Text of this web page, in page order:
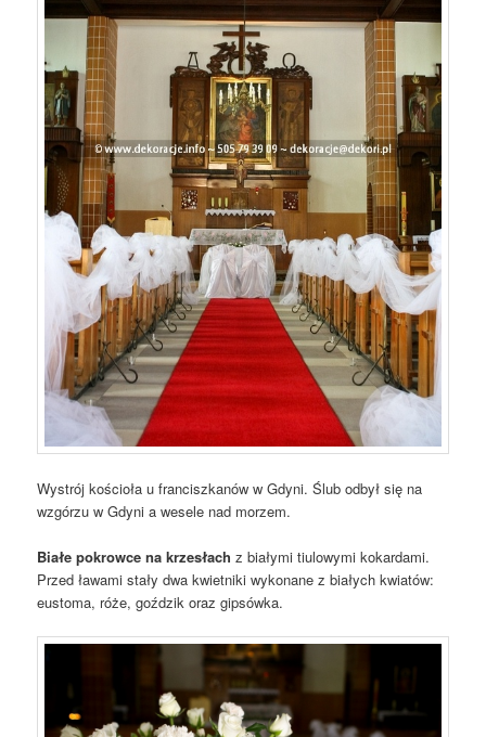
Wystrój kościoła u franciszkanów w Gdyni. Ślub odbył się na
wzgórzu w Gdyni a wesele nad morzem.
Białe pokrowce na krzesłach z białymi tiulowymi kokardami.
Przed ławami stały dwa kwietniki wykonane z białych kwiatów:
eustoma, róże, goździk oraz gipsówka.